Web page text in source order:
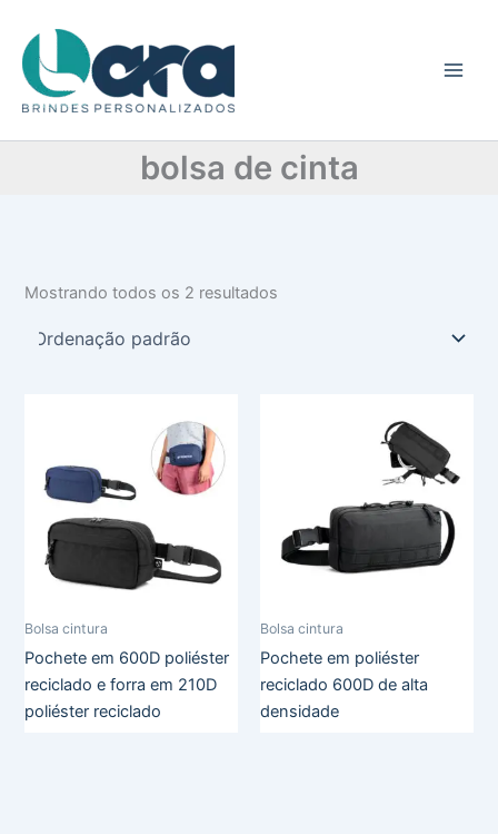
para
conteúdo
bolsa de cinta
t
e
r
Mostrando todos os 2 resultados
Bolsa cintura
Pochete em 600D poliéster
reciclado e forra em 210D
poliéster reciclado
Bolsa cintura
Pochete em poliéster
reciclado 600D de alta
densidade